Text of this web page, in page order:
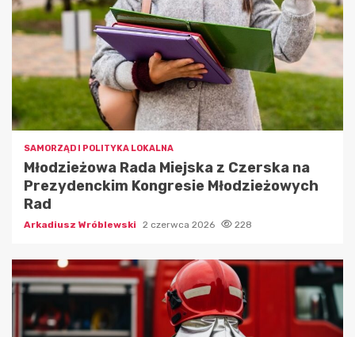
SAMORZĄD I POLITYKA LOKALNA
Młodzieżowa Rada Miejska z Czerska na
Prezydenckim Kongresie Młodzieżowych
Rad
Arkadiusz Wróblewski 2 czerwca 2026 228